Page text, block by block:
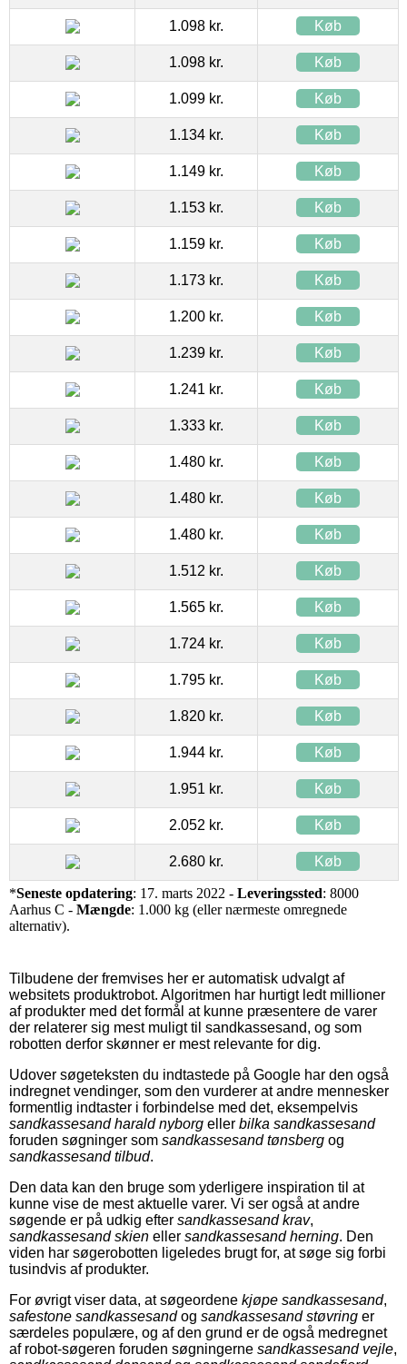
1.098 kr. Køb
1.098 kr. Køb
1.099 kr. Køb
1.134 kr. Køb
1.149 kr. Køb
1.153 kr. Køb
1.159 kr. Køb
1.173 kr. Køb
1.200 kr. Køb
1.239 kr. Køb
1.241 kr. Køb
1.333 kr. Køb
1.480 kr. Køb
1.480 kr. Køb
1.480 kr. Køb
1.512 kr. Køb
1.565 kr. Køb
1.724 kr. Køb
1.795 kr. Køb
1.820 kr. Køb
1.944 kr. Køb
1.951 kr. Køb
2.052 kr. Køb
2.680 kr. Køb
*Seneste opdatering: 17. marts 2022 - Leveringssted: 8000
Aarhus C - Mængde: 1.000 kg (eller nærmeste omregnede
alternativ).
Tilbudene der fremvises her er automatisk udvalgt af
websitets produktrobot. Algoritmen har hurtigt ledt millioner
af produkter med det formål at kunne præsentere de varer
der relaterer sig mest muligt til sandkassesand, og som
robotten derfor skønner er mest relevante for dig.
Udover søgeteksten du indtastede på Google har den også
indregnet vendinger, som den vurderer at andre mennesker
formentlig indtaster i forbindelse med det, eksempelvis
sandkassesand harald nyborg eller bilka sandkassesand
foruden søgninger som sandkassesand tønsberg og
sandkassesand tilbud.
Den data kan den bruge som yderligere inspiration til at
kunne vise de mest aktuelle varer. Vi ser også at andre
søgende er på udkig efter sandkassesand krav,
sandkassesand skien eller sandkassesand herning. Den
viden har søgerobotten ligeledes brugt for, at søge sig forbi
tusindvis af produkter.
For øvrigt viser data, at søgeordene kjøpe sandkassesand,
safestone sandkassesandog sandkassesand støvring er
særdeles populære, og af den grund er de også medregnet
af robot-søgeren foruden søgningerne sandkassesand vejle,